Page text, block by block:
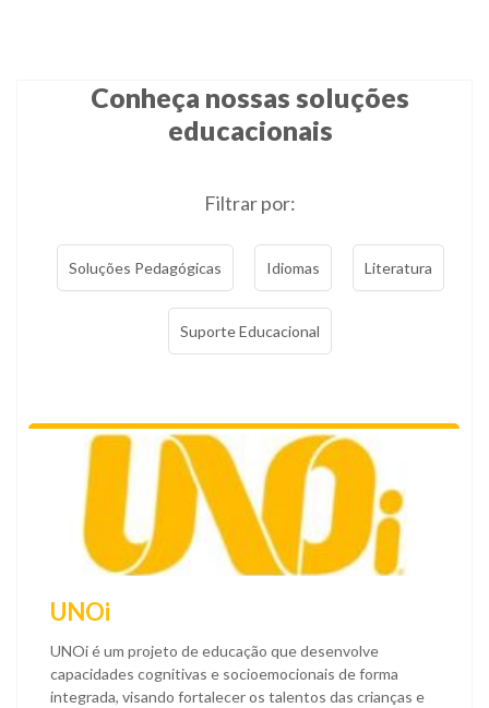
Conheça nossas soluções
educacionais
Filtrar por:
Soluções Pedagógicas Idiomas Literatura
Suporte Educacional
UNOi
UNOi é um projeto de educação que desenvolve
capacidades cognitivas e socioemocionais de forma
integrada, visando fortalecer os talentos das crianças e